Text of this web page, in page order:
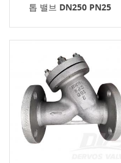
톱 밸브 DN250 PN25